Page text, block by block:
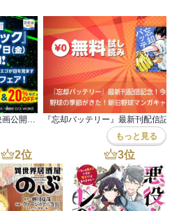
もっと見る
2位 3位